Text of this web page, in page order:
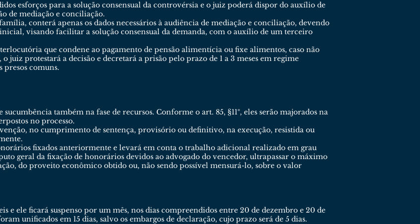
esforços para a solução consensual da controvérsia e o juiz poderá dispor do auxílio de
de mediação e conciliação.
conterá apenas os dados necessários à audiência de mediação e conciliação, devendo
visando facilitar a solução consensual da demanda, com o auxílio de um terceiro
que condene ao pagamento de pensão alimentícia ou fixe alimentos, caso não
juiz protestará a decisão e decretará a prisão pelo prazo de 1 a 3 meses em regime
presos comuns.
também na fase de recursos. Conforme o art. 85, §11º, eles serão majorados na
no processo.
no cumprimento de sentença, provisório ou definitivo, na execução, resistida ou
fixados anteriormente e levará em conta o trabalho adicional realizado em grau
geral da fixação de honorários devidos ao advogado do vencedor, ultrapassar o máximo
do proveito econômico obtido ou, não sendo possível mensurá-lo, sobre o valor
e ele ficará suspenso por um mês, nos dias compreendidos entre 20 de dezembro e 20 de
unificados em 15 dias, salvo os embargos de declaração, cujo prazo será de 5 dias.